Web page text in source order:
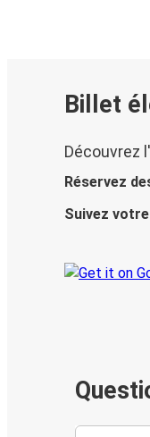
Billet
Découvrez
Réservez
Suivez